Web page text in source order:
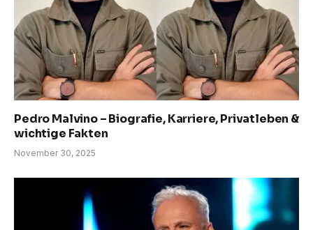
Pedro Malvino – Biografie, Karriere, Privatleben &
wichtige Fakten
November 30, 2025